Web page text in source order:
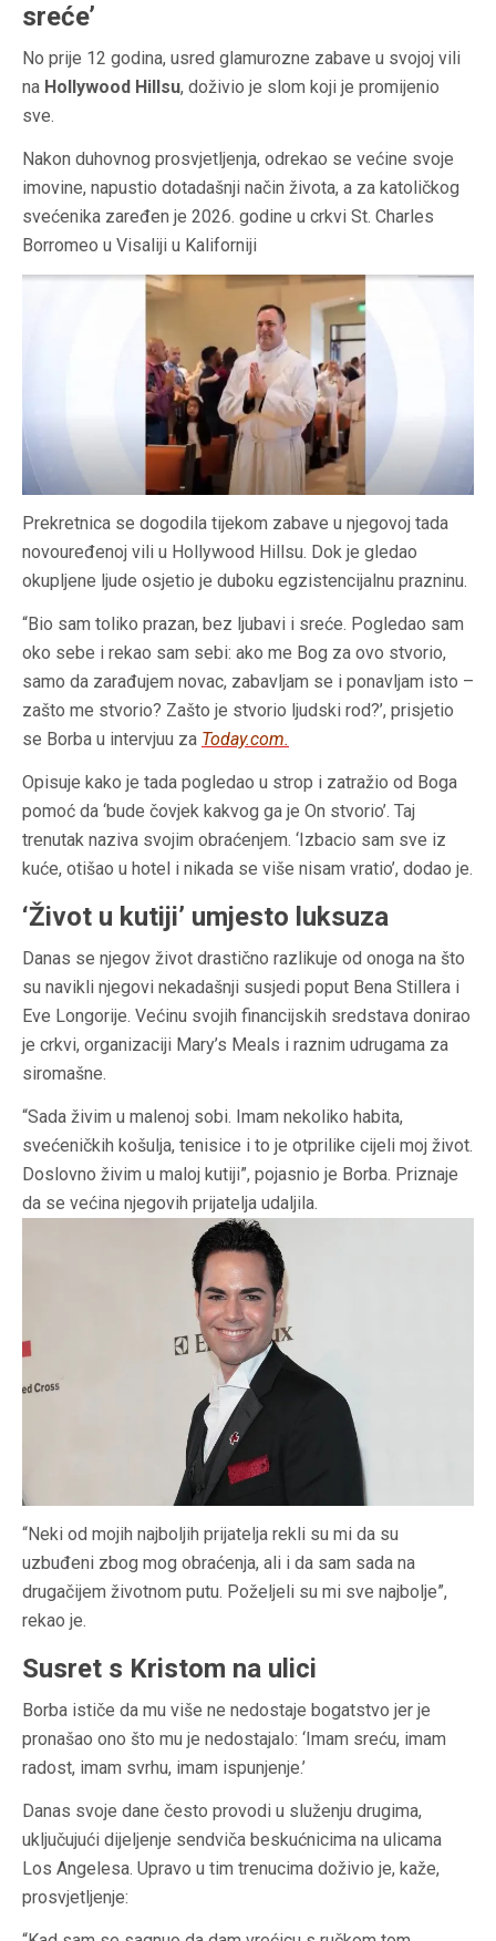
sreće’
No prije 12 godina, usred glamurozne zabave u svojoj vili
na Hollywood Hillsu, doživio je slom koji je promijenio
sve.
Nakon duhovnog prosvjetljenja, odrekao se većine svoje
imovine, napustio dotadašnji način života, a za katoličkog
svećenika zaređen je 2026. godine u crkvi St. Charles
Borromeo u Visaliji u Kaliforniji
Prekretnica se dogodila tijekom zabave u njegovoj tada
novouređenoj vili u Hollywood Hillsu. Dok je gledao
okupljene ljude osjetio je duboku egzistencijalnu prazninu.
“Bio sam toliko prazan, bez ljubavi i sreće. Pogledao sam
oko sebe i rekao sam sebi: ako me Bog za ovo stvorio,
samo da zarađujem novac, zabavljam se i ponavljam isto –
zašto me stvorio? Zašto je stvorio ljudski rod?’, prisjetio
se Borba u intervjuu za Today.com.
Opisuje kako je tada pogledao u strop i zatražio od Boga
pomoć da ‘bude čovjek kakvog ga je On stvorio’. Taj
trenutak naziva svojim obraćenjem. ‘Izbacio sam sve iz
kuće, otišao u hotel i nikada se više nisam vratio’, dodao je.
‘Život u kutiji’ umjesto luksuza
Danas se njegov život drastično razlikuje od onoga na što
su navikli njegovi nekadašnji susjedi poput Bena Stillera i
Eve Longorije. Većinu svojih financijskih sredstava donirao
je crkvi, organizaciji Mary’s Meals i raznim udrugama za
siromašne.
“Sada živim u malenoj sobi. Imam nekoliko habita,
svećeničkih košulja, tenisice i to je otprilike cijeli moj život.
Doslovno živim u maloj kutiji”, pojasnio je Borba. Priznaje
da se većina njegovih prijatelja udaljila.
“Neki od mojih najboljih prijatelja rekli su mi da su
uzbuđeni zbog mog obraćenja, ali i da sam sada na
drugačijem životnom putu. Poželjeli su mi sve najbolje”,
rekao je.
Susret s Kristom na ulici
Borba ističe da mu više ne nedostaje bogatstvo jer je
pronašao ono što mu je nedostajalo: ‘Imam sreću, imam
radost, imam svrhu, imam ispunjenje.’
Danas svoje dane često provodi u služenju drugima,
uključujući dijeljenje sendviča beskućnicima na ulicama
Los Angelesa. Upravo u tim trenucima doživio je, kaže,
prosvjetljenje: